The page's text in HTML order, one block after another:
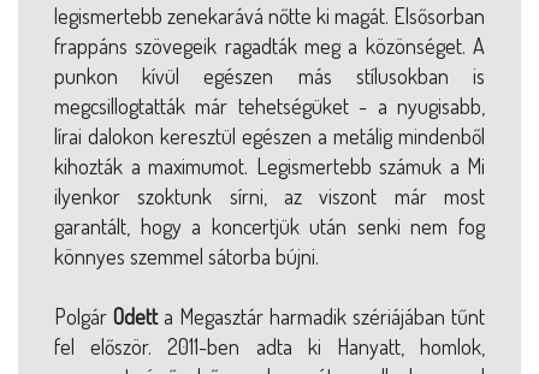
legismertebb zenekarává nőtte ki magát. Elsősorban
frappáns szövegeik ragadták meg a közönséget. A
punkon kívül egészen más stílusokban is
megcsillogtatták már tehetségüket - a nyugisabb,
lírai dalokon keresztül egészen a metálig mindenből
kihozták a maximumot. Legismertebb számuk a Mi
ilyenkor szoktunk sírni, az viszont már most
garantált, hogy a koncertjük után senki nem fog
könnyes szemmel sátorba bújni.
Polgár Odetta Megasztár harmadik szériájában tűnt
fel először. 2011-ben adta ki Hanyatt, homlok,